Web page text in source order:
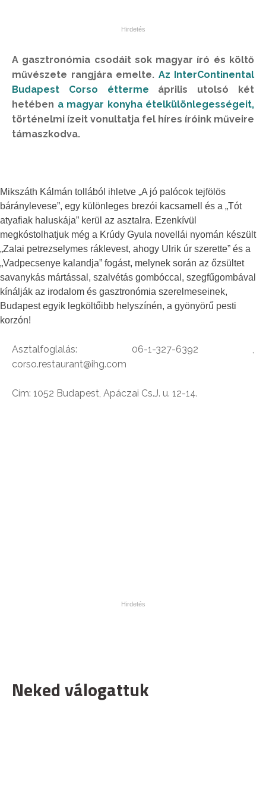
A gasztronómia csodáit sok magyar író és költő
művészete rangjára emelte. Az InterContinental
Budapest Corso étterme április utolsó két
hetében a magyar konyha ételkülönlegességeit,
történelmi ízeit vonultatja fel híres íróink műveire
támaszkodva.
Mikszáth Kálmán tollából ihletve „A jó palócok tejfölös
báránylevese”, egy különleges brezói kacsamell és a „Tót
atyafiak haluskája” kerül az asztalra. Ezenkívül
megkóstolhatjuk még a Krúdy Gyula novellái nyomán készült
„Zalai petrezselymes ráklevest, ahogy Ulrik úr szerette” és a
„Vadpecsenye kalandja” fogást, melynek során az őzsültet
savanykás mártással, szalvétás gombóccal, szegfűgombával
kínálják az irodalom és gasztronómia szerelmeseinek,
Budapest egyik legköltőibb helyszínén, a gyönyörű pesti
korzón!
Asztalfoglalás: 06-1-327-6392 ,
corso.restaurant@ihg.com
Cím: 1052 Budapest, Apáczai Cs.J. u. 12-14.
Neked válogattuk